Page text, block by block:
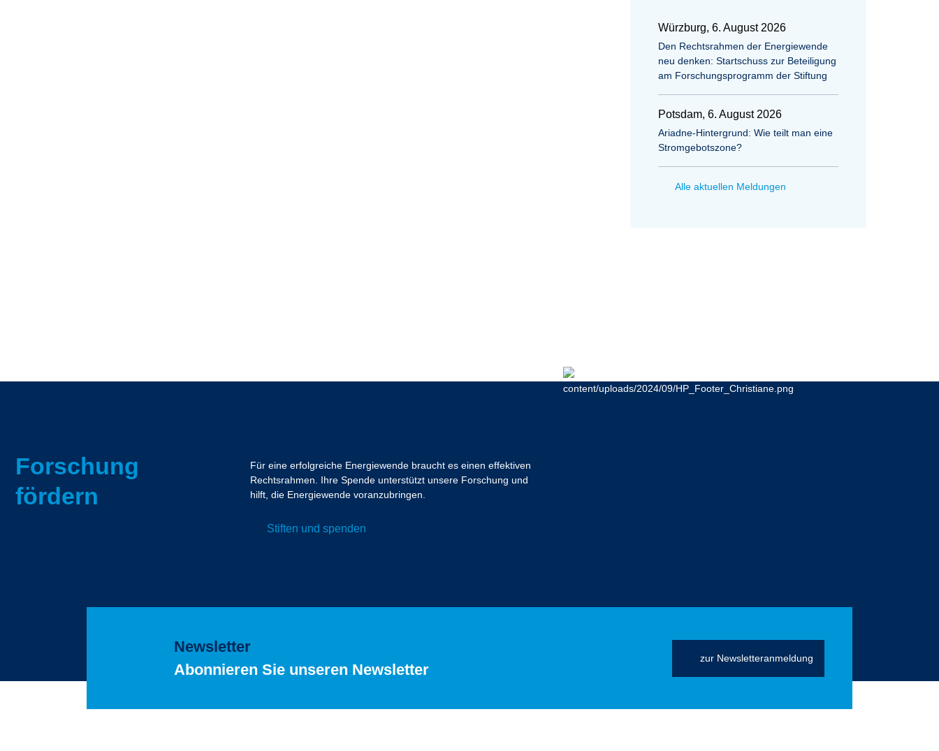
Würzburg, 6. August 2026
Den Rechtsrahmen der Energiewende
neu denken: Startschuss zur Beteiligung
am Forschungsprogramm der Stiftung
Potsdam, 6. August 2026
Ariadne-Hintergrund: Wie teilt man eine
Stromgebotszone?
Alle aktuellen Meldungen
Forschung
fördern
Für eine erfolgreiche Energiewende braucht es einen effektiven
Rechtsrahmen. Ihre Spende unterstützt unsere Forschung und
hilft, die Energiewende voranzubringen.
Stiften und spenden
Newsletter
Abonnieren Sie unseren Newsletter
zur Newsletteranmeldung